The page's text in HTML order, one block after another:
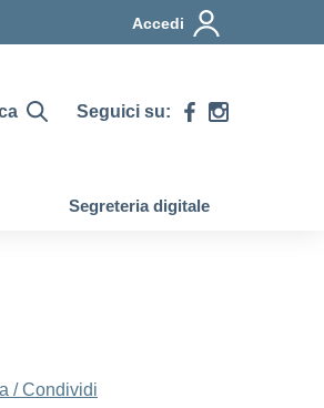
Accedi
Seguici su:
Segreteria digitale
/ Condividi